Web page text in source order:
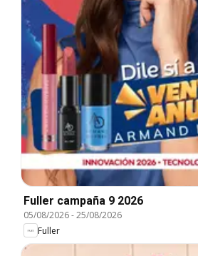
Fuller campaña 9 2026
05/08/2026-25/08/2026
Fuller